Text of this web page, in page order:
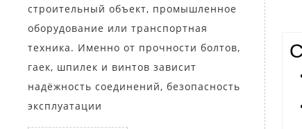
ГОСТ?
строительный объект, промышленное
оборудование или транспортная
техника. Именно от прочности болтов,
гаек, шпилек и винтов зависит
надёжность соединений, безопасность
эксплуатации